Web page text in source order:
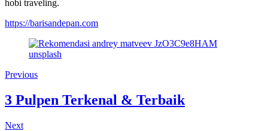
hobi traveling.
https://barisandepan.com
Previous
3 Pulpen Terkenal & Terbaik
Next